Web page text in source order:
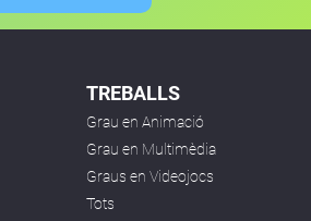
TREBALLS
Grau en Animació
Grau en Multimèdia
Graus en Videojocs
Tots